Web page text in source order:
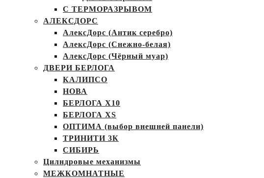
С ТЕРМОРАЗРЫВОМ
АЛЕКСДОРС
АлексДорс (Антик серебро)
АлексДорс (Снежно-белая)
АлексДорс (Чёрный муар)
ДВЕРИ БЕРЛОГА
КАЛИПСО
НОВА
БЕРЛОГА Х10
БЕРЛОГА XS
ОПТИМА (выбор внешней панели)
ТРИНИТИ 3К
СИБИРЬ
Цилндровые механизмы
МЕЖКОМНАТНЫЕ